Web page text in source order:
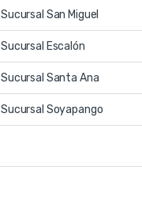
Sucursal San Miguel
Sucursal Escalón
Sucursal Santa Ana
Sucursal Soyapango